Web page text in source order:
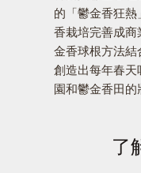
的「鬱金香狂
香栽培完善成
金香球根方法結
創造出每年春
園和鬱金香田的
了